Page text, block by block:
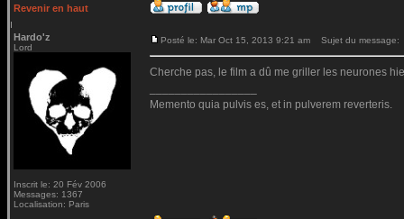
Revenir en haut
Hardo'z
Lord
Inscrit le: 20 Fév 2006
Messages: 1367
Localisation: Paris
Posté le: Mar Oct 15, 2013 9:21 am Sujet du message:
Cherche pas, le film a dû me griller les neurones
Memento quia pulvis es, et in pulverem reverteris.